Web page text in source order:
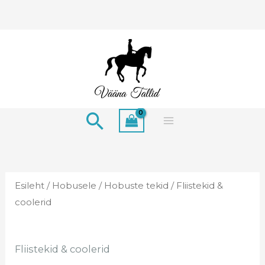
Search
Esileht / Hobusele / Hobuste tekid / Fliistekid &
coolerid
Fliistekid & coolerid